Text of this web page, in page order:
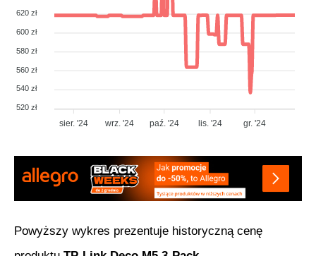
620 zł
600 zł
580 zł
560 zł
540 zł
520 zł
sier. '24 wrz. '24 paź. '24 lis. '24 gr. '24
Powyższy wykres prezentuje historyczną cenę